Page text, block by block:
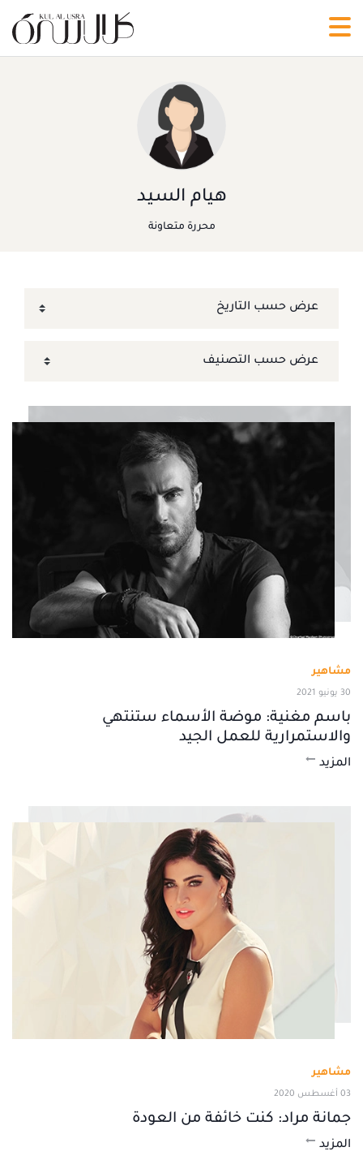
هيام السيد
محررة متعاونة
مشاهير
30 يونيو 2021
باسم مغنية: موضة الأسماء ستنتهي
والاستمرارية للعمل الجيد
المزيد
مشاهير
03 أغسطس 2020
جمانة مراد: كنت خائفة من العودة
المزيد